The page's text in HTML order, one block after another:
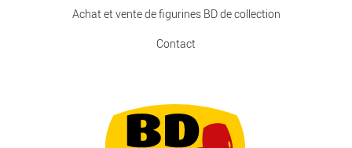
Achat et vente de figurines BD de collection
Contact